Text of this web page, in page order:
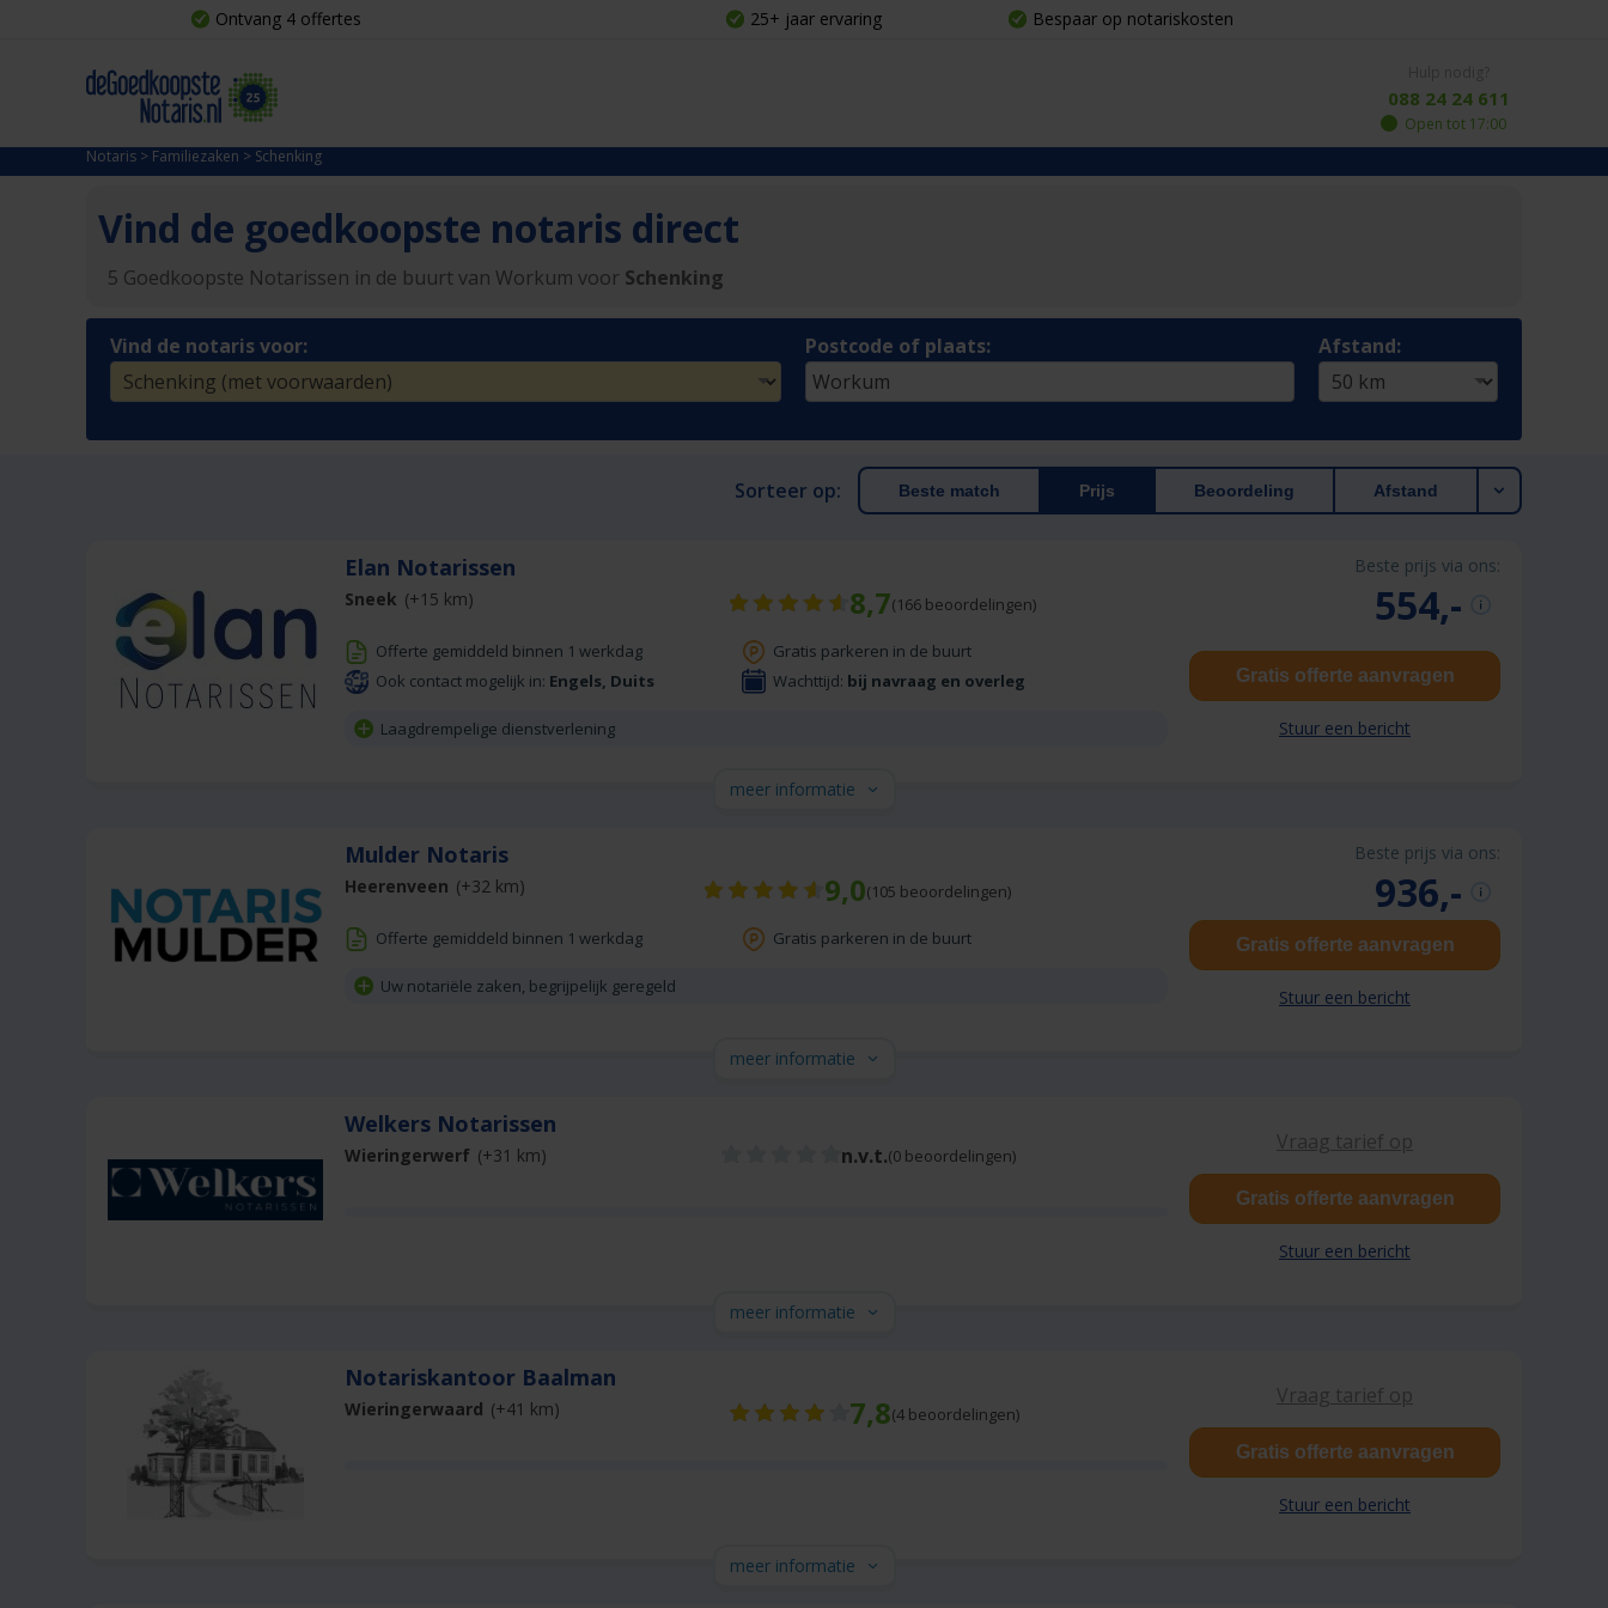
Ontvang 4 offertes 25+ jaar ervaring Bespaar op notariskosten
088 24 24 611
Open tot 17:00
Notaris > Familiezaken > Schenking
Vind de goedkoopste notaris direct
5 Goedkoopste Notarissen in de buurt van Workum voor Schenking
Vind de notaris voor: Postcode of plaats: Afstand:
Sorteer op: Beste match Prijs Beoordeling Afstand
Beste prijs via ons:
554,-
Elan Notarissen
8,7(166beoordelingen)
Sneek (+15 km)
Offerte gemiddeld binnen 1 werkdag
Gratis parkeren in de buurt
Ook contact mogelijk in: Engels, Duits Wachttijd: bij navraag en overleg
Laagdrempelige dienstverlening
Gratis offerte aanvragen
Stuur een bericht
meer informatie
Beste prijs via ons:
936,-
Mulder Notaris
9,0(105 beoordelingen)
Heerenveen (+32 km)
Offerte gemiddeld binnen 1 werkdag Gratis parkeren in de buurt
Uw notariële zaken, begrijpelijk geregeld
Gratis offerte aanvragen
Stuur een bericht
meer informatie
Vraag tarief op
Welkers Notarissen
n.v.t.(0 beoordelingen)
Wieringerwerf (+31 km)
Gratis offerte aanvragen
Stuur een bericht
meer informatie
Vraag tarief op
Notariskantoor Baalman
7,8(4 beoordelingen)
Wieringerwaard (+41 km)
Gratis offerte aanvragen
Stuur een bericht
meer informatie